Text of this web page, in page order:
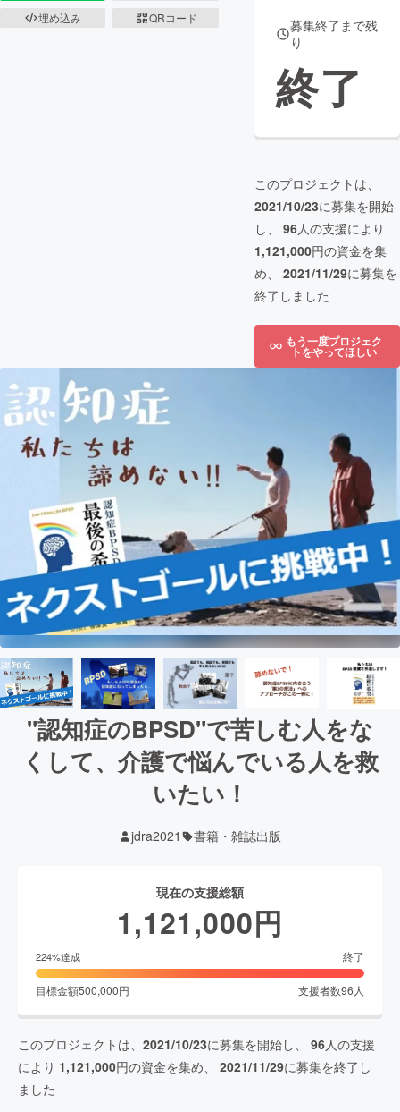
埋め込み
QRコード
募集終了まで残
り
終了
このプロジェクトは、
2021/10/23に募集を開始
し、 96人の支援により
1,121,000円の資金を集
め、 2021/11/29に募集を
終了しました
もう一度プロジェク
トをやってほしい
"認知症のBPSD"で苦しむ人をな
くして、介護で悩んでいる人を救
いたい！
jdra2021 書籍・雑誌出版
現在の支援総額
1,121,000円
224%達成 終了
目標金額500,000円 支援者数96人
このプロジェクトは、 2021/10/23に募集を開始し、 96人の支援
により 1,121,000円の資金を集め、 2021/11/29に募集を終了し
ました